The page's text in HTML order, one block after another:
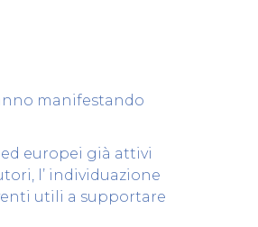
manifestando
europei già attivi
l’ individuazione
utili a supportare